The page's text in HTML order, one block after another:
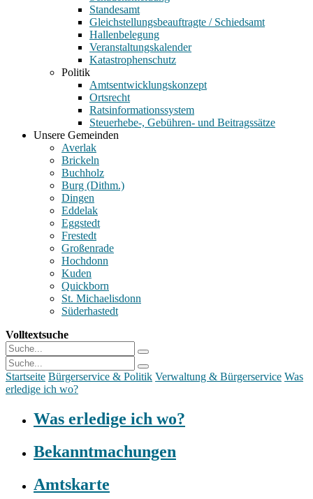
Standesamt
Gleichstellungsbeauftragte / Schiedsamt
Hallenbelegung
Veranstaltungskalender
Katastrophenschutz
Politik
Amtsentwicklungskonzept
Ortsrecht
Ratsinformationssystem
Steuerhebe-, Gebühren- und Beitragssätze
Unsere Gemeinden
Averlak
Brickeln
Buchholz
Burg (Dithm.)
Dingen
Eddelak
Eggstedt
Frestedt
Großenrade
Hochdonn
Kuden
Quickborn
St. Michaelisdonn
Süderhastedt
Volltextsuche
Startseite Bürgerservice & Politik Verwaltung & Bürgerservice Was
erledige ich wo?
Was erledige ich wo?
Bekanntmachungen
Amtskarte